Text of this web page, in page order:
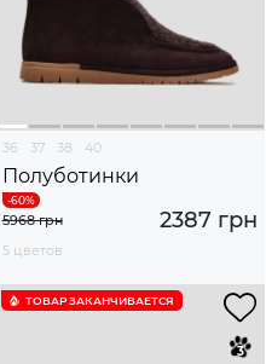
36 37 38 40
Полуботинки
2387 грн
5968 грн
5 цветов
ТОВАР ЗАКАНЧИВАЕТСЯ